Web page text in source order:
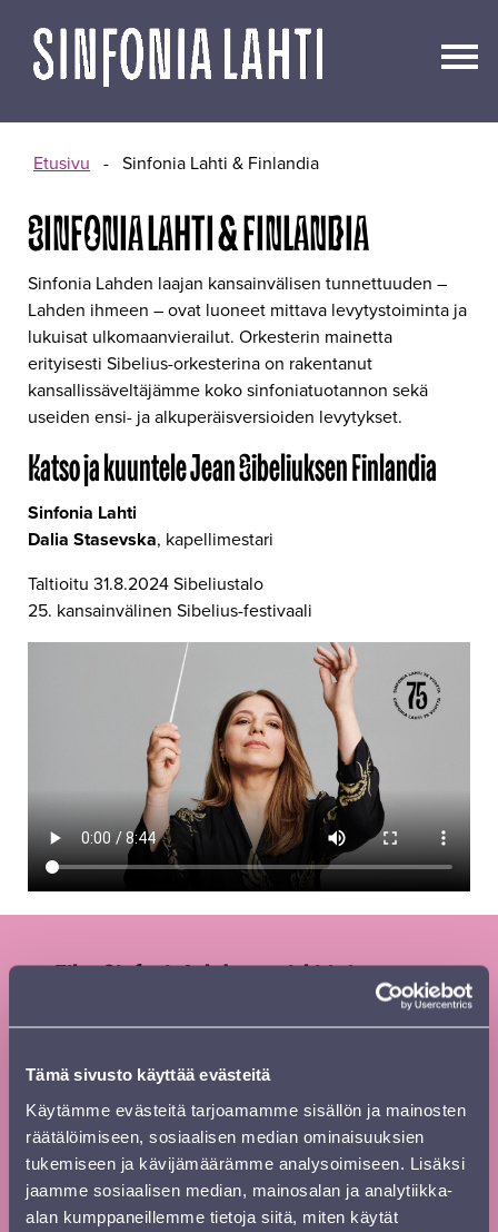
Tämä sivusto käyttää evästeitä
Käytämme evästeitä tarjoamamme sisällön ja mainosten
räätälöimiseen, sosiaalisen median ominaisuuksien
tukemiseen ja kävijämäärämme analysoimiseen. Lisäksi
jaamme sosiaalisen median, mainosalan ja analytiikka-
alan kumppaneillemme tietoja siitä, miten käytät
sisältöön
Etusivu - Sinfonia Lahti & Finlandia
SINFONIA LAHTI & FINLANDIA
Sinfonia Lahden laajan kansainvälisen tunnettuuden –
Lahden ihmeen – ovat luoneet mittava levytystoiminta ja
lukuisat ulkomaanvierailut. Orkesterin mainetta
erityisesti Sibelius-orkesterina on rakentanut
kansallissäveltäjämme koko sinfoniatuotannon sekä
useiden ensi- ja alkuperäisversioiden levytykset.
Katso ja kuuntele Jean Sibeliuksen Finlandia
Sinfonia Lahti
Dalia Stasevska, kapellimestari
Taltioitu 31.8.2024 Sibeliustalo
25. kansainvälinen Sibelius-festivaali
kausiesite
Tilaa
footer FI
Etunimi*
Sukunimi*